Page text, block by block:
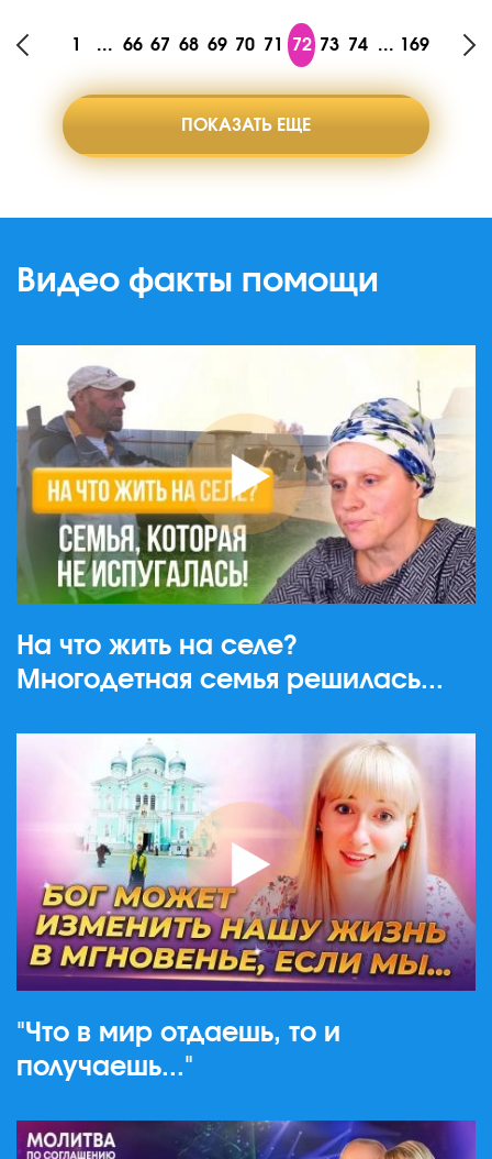
1 ... 66 67 68 69 70 71 72 73 74 ... 169
ПОКАЗАТЬ ЕЩЕ
Видео факты помощи
На что жить на селе?
Многодетная семья решилась...
"Что в мир отдаешь, то и
получаешь..."